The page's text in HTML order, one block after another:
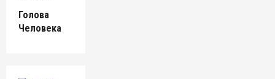
Голова
Человека